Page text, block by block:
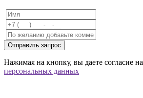
Отправить запрос
Нажимая на кнопку, вы даете согласие на
персональных данных